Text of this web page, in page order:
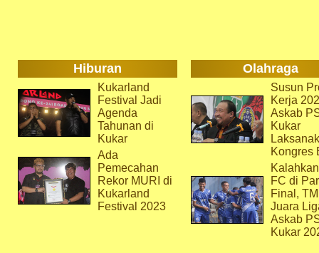
Hiburan Olahraga
Kukarland
Festival Jadi
Agenda
Tahunan di
Kukar
Ada
Pemecahan
Rekor MURI di
Kukarland
Festival 2023
Susun
Kerja
Askab
Kukar
Kongres
FC di
Final,
Juara
Askab
Kukar